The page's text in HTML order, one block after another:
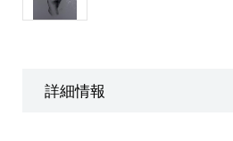
詳細情報